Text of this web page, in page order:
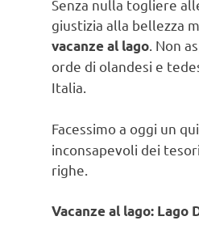
Senza nulla togliere
giustizia alla bellezza
vacanze al lago. Non
orde di olandesi e
Italia.
Facessimo a oggi un
inconsapevoli dei
righe.
Vacanze al lago: Lago